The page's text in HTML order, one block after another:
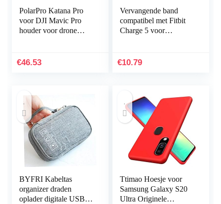
PolarPro Katana Pro
voor DJI Mavic Pro
houder voor drone
€46.53
Vervangende band
compatibel met Fitbit
Charge 5 voor
elastische elastische
€10.79
BYFRI Kabeltas
organizer draden
oplader digitale USB
Ttimao Hoesje voor
Samsung Galaxy S20
Ultra Originele